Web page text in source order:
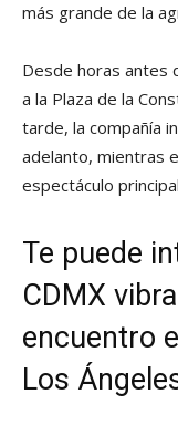
más grande de la
Desde horas antes
a la Plaza de la
tarde, la compañía
adelanto, mientras
espectáculo
Te puede
CDMX
encuentro
Los